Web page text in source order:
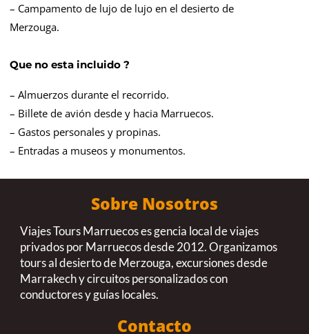
– Campamento de lujo de lujo en el desierto de
Merzouga.
Que no esta incluido ?
– Almuerzos durante el recorrido.
– Billete de avión desde y hacia Marruecos.
– Gastos personales y propinas.
– Entradas a museos y monumentos.
Sobre Nosotros
Viajes Tours Marruecos es gencia local de viajes
privados por Marruecos desde 2012. Organizamos
tours al desierto de Merzouga, excursiones desde
Marrakech y circuitos personalizados con
conductores y guías locales.
Contacto